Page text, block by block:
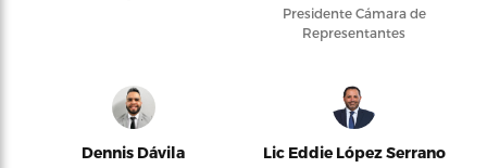
Presidente Cámara de
Representantes
Dennis Dávila Lic Eddie López Serrano